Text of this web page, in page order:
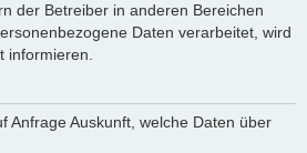
der Betreiber in anderen Bereichen
Daten verarbeitet, wird
informieren.
Anfrage Auskunft, welche Daten über